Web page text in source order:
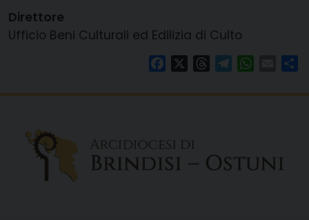
Direttore
Ufficio Beni Culturali ed Edilizia di Culto
FacebookThreadsTelegram Email